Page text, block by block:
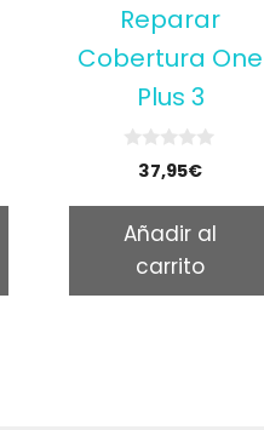
Reparar
Cobertura One
Plus 3
o
f
37,95€
Añadir al
carrito